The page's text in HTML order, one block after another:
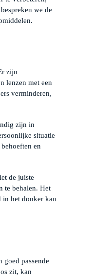
we de
zijn
lenzen met een
verminderen,
zijn in
situatie
en
de juiste
te behalen. Het
in het donker kan
passende
zit, kan